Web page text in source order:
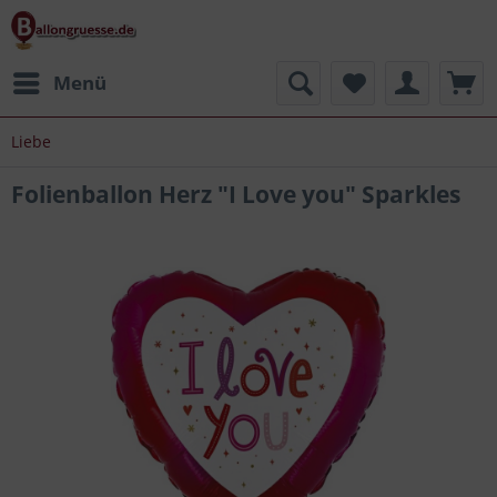
Menü
Liebe
Folienballon Herz "I Love you" Sparkles